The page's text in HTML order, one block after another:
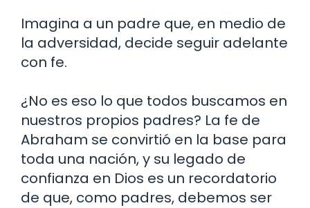
Imagina a un padre que, en medio de
la adversidad, decide seguir adelante
con fe.
¿No es eso lo que todos buscamos en
nuestros propios padres? La fe de
Abraham se convirtió en la base para
toda una nación, y su legado de
confianza en Dios es un recordatorio
de que, como padres, debemos ser